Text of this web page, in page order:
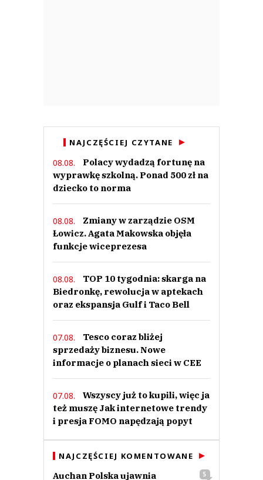
NAJCZĘŚCIEJ CZYTANE
08.08.
Polacy wydadzą fortunę na
wyprawkę szkolną. Ponad 500 zł na
dziecko to norma
08.08.
Zmiany w zarządzie OSM
Łowicz. Agata Makowska objęła
funkcje wiceprezesa
08.08.
TOP 10 tygodnia: skarga na
Biedronkę, rewolucja w aptekach
oraz ekspansja Gulf i Taco Bell
07.08.
Tesco coraz bliżej
sprzedaży biznesu. Nowe
informacje o planach sieci w CEE
07.08.
Wszyscy już to kupili, więc ja
też muszę Jak internetowe trendy
i presja FOMO napędzają popyt
NAJCZĘŚCIEJ KOMENTOWANE
Auchan Polska ujawnia
5